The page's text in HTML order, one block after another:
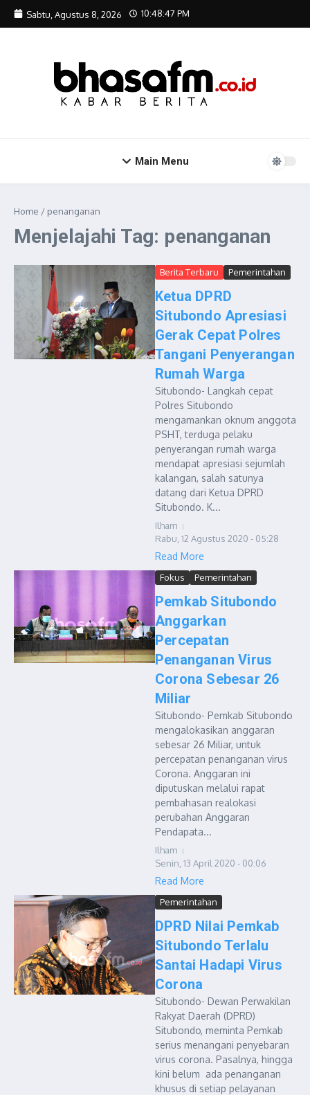
Lewati ke konten
Sabtu, Agustus 8, 2026 10:48:47 PM
Main Menu
Home / penanganan
Menjelajahi Tag: penanganan
Berita Terbaru Pemerintahan
Ketua DPRD
Situbondo Apresiasi
Gerak Cepat Polres
Tangani Penyerangan
Rumah Warga
Situbondo- Langkah cepat
Polres Situbondo
mengamankan oknum anggota
PSHT, terduga pelaku
penyerangan rumah warga
mendapat apresiasi sejumlah
kalangan, salah satunya
datang dari Ketua DPRD
Situbondo. K...
Ilham
Rabu, 12 Agustus 2020 - 05:28
Read More
Fokus Pemerintahan
Pemkab Situbondo
Anggarkan
Percepatan
Penanganan Virus
Corona Sebesar 26
Miliar
Situbondo- Pemkab Situbondo
mengalokasikan anggaran
sebesar 26 Miliar, untuk
percepatan penanganan virus
Corona. Anggaran ini
diputuskan melalui rapat
pembahasan realokasi
perubahan Anggaran
Pendapata...
Ilham
Senin, 13 April 2020 - 00:06
Read More
Pemerintahan
DPRD Nilai Pemkab
Situbondo Terlalu
Santai Hadapi Virus
Corona
Situbondo- Dewan Perwakilan
Rakyat Daerah (DPRD)
Situbondo, meminta Pemkab
serius menangani penyebaran
virus corona. Pasalnya, hingga
kini belum ada penanganan
khusus di setiap pelayanan